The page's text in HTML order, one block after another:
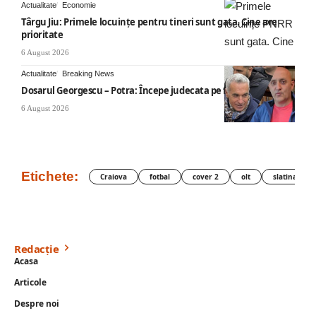
Actualitate Economie
Târgu Jiu: Primele locuințe pentru tineri sunt gata. Cine are
prioritate
6 August 2026
Actualitate Breaking News
Dosarul Georgescu – Potra: Începe judecata pe fond
6 August 2026
Etichete: Craiova fotbal cover 2 olt slatina
Redacție
Acasa
Articole
Despre noi